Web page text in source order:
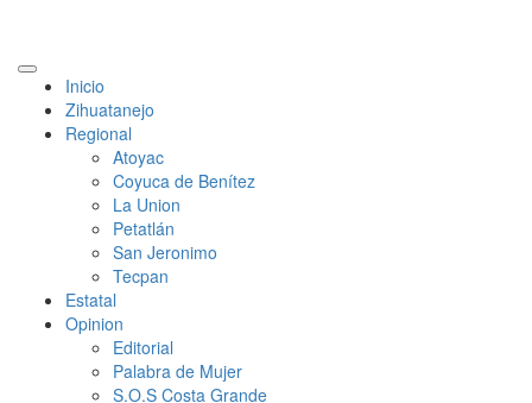
Primary
Menu
Inicio
Zihuatanejo
Regional
Atoyac
Coyuca de Benítez
La Union
Petatlán
San Jeronimo
Tecpan
Estatal
Opinion
Editorial
Palabra de Mujer
S.O.S Costa Grande